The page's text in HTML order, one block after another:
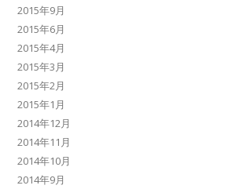
2015年9月
2015年6月
2015年4月
2015年3月
2015年2月
2015年1月
2014年12月
2014年11月
2014年10月
2014年9月